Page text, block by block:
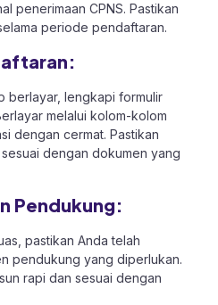
penerimaan CPNS. Pastikan
periode pendaftaran.
berlayar, lengkapi formulir
melalui kolom-kolom
dengan cermat. Pastikan
dengan dokumen yang
Pendukung:
pastikan Anda telah
pendukung yang diperlukan.
rapi dan sesuai dengan